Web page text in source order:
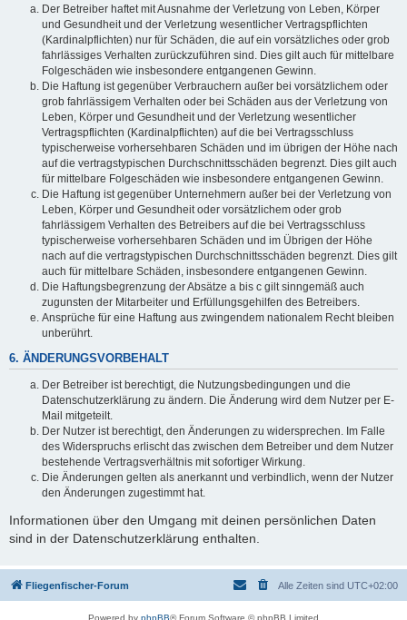
Der Betreiber haftet mit Ausnahme der Verletzung von Leben, Körper
und Gesundheit und der Verletzung wesentlicher Vertragspflichten
(Kardinalpflichten) nur für Schäden, die auf ein vorsätzliches oder grob
fahrlässiges Verhalten zurückzuführen sind. Dies gilt auch für mittelbare
Folgeschäden wie insbesondere entgangenen Gewinn.
Die Haftung ist gegenüber Verbrauchern außer bei vorsätzlichem oder
grob fahrlässigem Verhalten oder bei Schäden aus der Verletzung von
Leben, Körper und Gesundheit und der Verletzung wesentlicher
Vertragspflichten (Kardinalpflichten) auf die bei Vertragsschluss
typischerweise vorhersehbaren Schäden und im übrigen der Höhe nach
auf die vertragstypischen Durchschnittsschäden begrenzt. Dies gilt auch
für mittelbare Folgeschäden wie insbesondere entgangenen Gewinn.
Die Haftung ist gegenüber Unternehmern außer bei der Verletzung von
Leben, Körper und Gesundheit oder vorsätzlichem oder grob
fahrlässigem Verhalten des Betreibers auf die bei Vertragsschluss
typischerweise vorhersehbaren Schäden und im Übrigen der Höhe
nach auf die vertragstypischen Durchschnittsschäden begrenzt. Dies gilt
auch für mittelbare Schäden, insbesondere entgangenen Gewinn.
Die Haftungsbegrenzung der Absätze a bis c gilt sinngemäß auch
zugunsten der Mitarbeiter und Erfüllungsgehilfen des Betreibers.
Ansprüche für eine Haftung aus zwingendem nationalem Recht bleiben
unberührt.
6. ÄNDERUNGSVORBEHALT
Der Betreiber ist berechtigt, die Nutzungsbedingungen und die
Datenschutzerklärung zu ändern. Die Änderung wird dem Nutzer per E-
Mail mitgeteilt.
Der Nutzer ist berechtigt, den Änderungen zu widersprechen. Im Falle
des Widerspruchs erlischt das zwischen dem Betreiber und dem Nutzer
bestehende Vertragsverhältnis mit sofortiger Wirkung.
Die Änderungen gelten als anerkannt und verbindlich, wenn der Nutzer
den Änderungen zugestimmt hat.
Informationen über den Umgang mit deinen persönlichen Daten
sind in der Datenschutzerklärung enthalten.
Fliegenfischer-Forum Alle Zeiten sind UTC+02:00